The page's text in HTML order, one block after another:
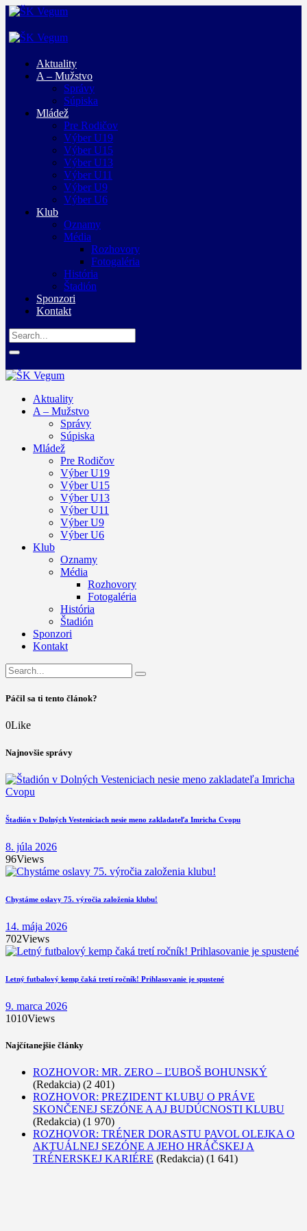
Aktuality
A – Mužstvo
Správy
Súpiska
Mládež
Pre Rodičov
Výber U19
Výber U15
Výber U13
Výber U11
Výber U9
Výber U6
Klub
Oznamy
Média
Rozhovory
Fotogaléria
História
Štadión
Sponzori
Kontakt
Aktuality
A – Mužstvo
Správy
Súpiska
Mládež
Pre Rodičov
Výber U19
Výber U15
Výber U13
Výber U11
Výber U9
Výber U6
Klub
Oznamy
Média
Rozhovory
Fotogaléria
História
Štadión
Sponzori
Kontakt
Páčil sa ti tento článok?
0Like
Najnovšie správy
Štadión v Dolných Vesteniciach nesie meno zakladateľa Imricha Cvopu
8. júla 2026
96Views
Chystáme oslavy 75. výročia založenia klubu!
14. mája 2026
702Views
Letný futbalový kemp čaká tretí ročník! Prihlasovanie je spustené
9. marca 2026
1010Views
Najčítanejšie články
ROZHOVOR: MR. ZERO – ĽUBOŠ BOHUNSKÝ
(Redakcia) (2 401)
ROZHOVOR: PREZIDENT KLUBU O PRÁVE
SKONČENEJ SEZÓNE A AJ BUDÚCNOSTI KLUBU
(Redakcia) (1 970)
ROZHOVOR: TRÉNER DORASTU PAVOL OLEJKA O
AKTUÁLNEJ SEZÓNE A JEHO HRÁČSKEJ A
TRÉNERSKEJ KARIÉRE (Redakcia) (1 641)